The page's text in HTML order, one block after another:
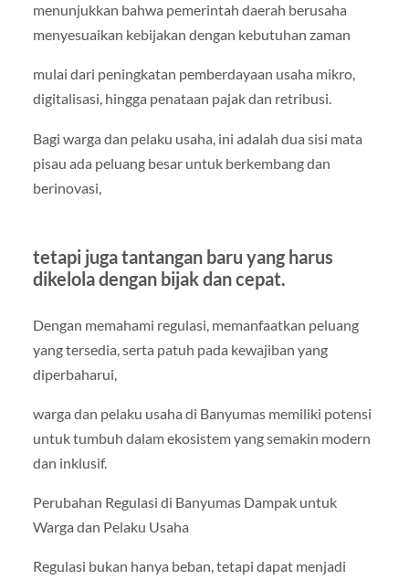
menunjukkan bahwa pemerintah daerah berusaha
menyesuaikan kebijakan dengan kebutuhan zaman
mulai dari peningkatan pemberdayaan usaha mikro,
digitalisasi, hingga penataan pajak dan retribusi.
Bagi warga dan pelaku usaha, ini adalah dua sisi mata
pisau ada peluang besar untuk berkembang dan
berinovasi,
tetapi juga tantangan baru yang harus
dikelola dengan bijak dan cepat.
Dengan memahami regulasi, memanfaatkan peluang
yang tersedia, serta patuh pada kewajiban yang
diperbaharui,
warga dan pelaku usaha di Banyumas memiliki potensi
untuk tumbuh dalam ekosistem yang semakin modern
dan inklusif.
Perubahan Regulasi di Banyumas Dampak untuk
Warga dan Pelaku Usaha
Regulasi bukan hanya beban, tetapi dapat menjadi